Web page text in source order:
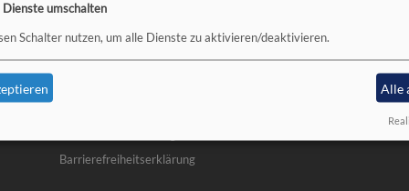
Impressum
Barrierefreiheitserklärung
Dienste umschalten
Schalter nutzen, um alle Dienste zu aktivieren/deaktivieren.
Alle